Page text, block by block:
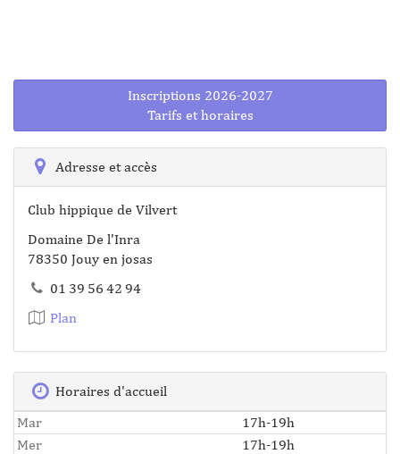
Inscriptions 2026-2027
Tarifs et horaires
Adresse et accès
Club hippique de Vilvert
Domaine De l'Inra
78350 Jouy en josas
01 39 56 42 94
Plan
Horaires d'accueil
Mar
17h-19h
Mer
17h-19h